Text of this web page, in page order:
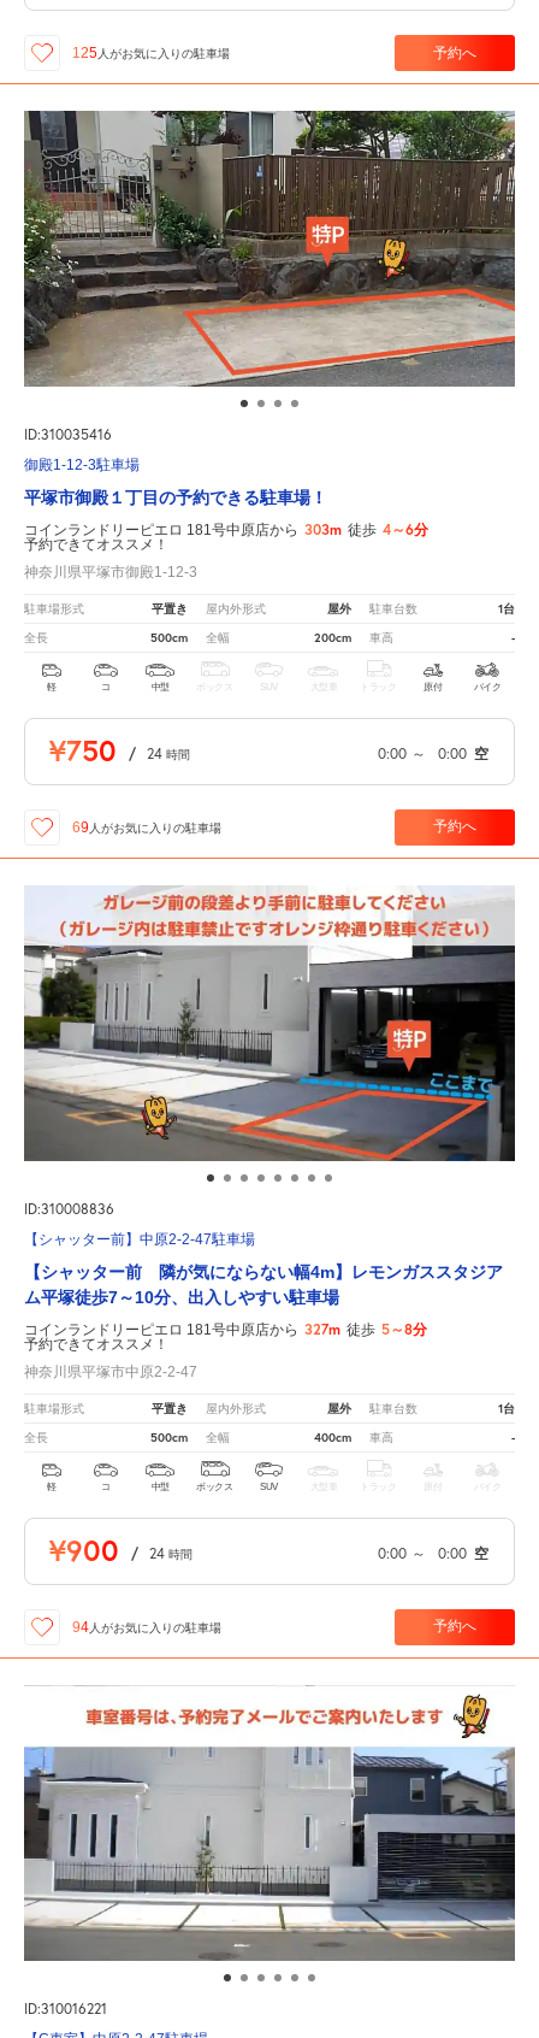
125人がお気に入りの駐車場 予約へ
ID:310035416
御殿1-12-3駐車場
平塚市御殿１丁目の予約できる駐車場！
コインランドリーピエロ 181号中原店から 303m 徒歩 4～6分
予約できてオススメ！
神奈川県平塚市御殿1-12-3
駐車場形式 平置き 屋内外形式 屋外 駐車台数 1台
全長 500cm 全幅 200cm 車高 -
軽 コ 中型 ボックス SUV 大型車 トラック 原付 バイク
¥750 / 24 時間 0:00 ～ 0:00 空
69 人がお気に入りの駐車場 予約へ
ID:310008836
【シャッター前】中原2-2-47駐車場
【シャッター前 隣が気にならない幅4m】レモンガススタジア
ム平塚徒歩7～10分、出入しやすい駐車場
コインランドリーピエロ 181号中原店から 327m 徒歩 5～8分
予約できてオススメ！
神奈川県平塚市中原2-2-47
駐車場形式 平置き 屋内外形式 屋外 駐車台数 1台
全長 500cm 全幅 400cm 車高 -
軽 コ 中型 ボックス SUV 大型車 トラック 原付 バイク
¥900 / 24 時間 0:00 ～ 0:00 空
94 人がお気に入りの駐車場 予約へ
ID:310016221